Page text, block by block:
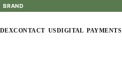
BRAND
CONTACT USDIGITAL PAYMENTS